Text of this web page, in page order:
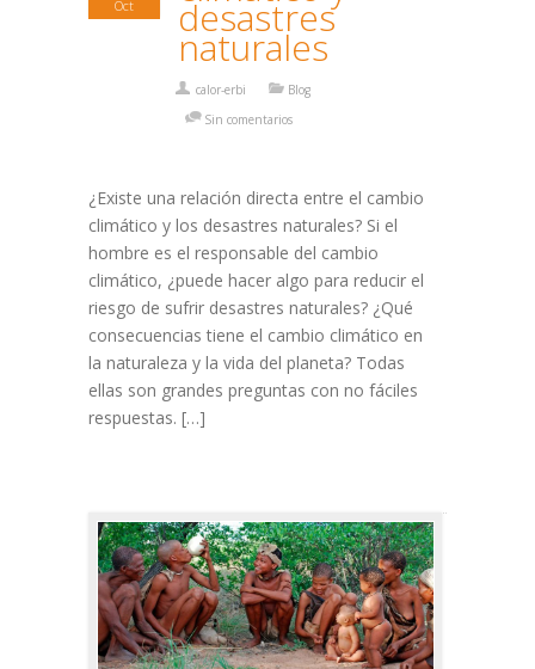
Oct desastres
naturales
calor-erbi
Blog
Sin comentarios
¿Existe una relación directa entre el cambio
climático y los desastres naturales? Si el
hombre es el responsable del cambio
climático, ¿puede hacer algo para reducir el
riesgo de sufrir desastres naturales? ¿Qué
consecuencias tiene el cambio climático en
la naturaleza y la vida del planeta? Todas
ellas son grandes preguntas con no fáciles
respuestas. […]